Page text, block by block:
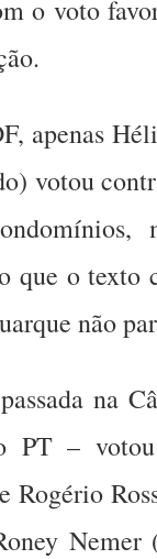
o voto
apenas
votou
que o texto
não
na
PT –
Rogério
Nemer